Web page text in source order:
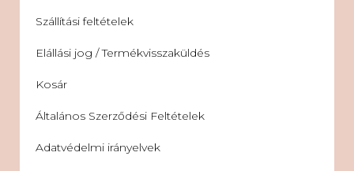
Szállítási feltételek
Elállási jog / Termékvisszaküldés
Kosár
Általános Szerződési Feltételek
Adatvédelmi irányelvek